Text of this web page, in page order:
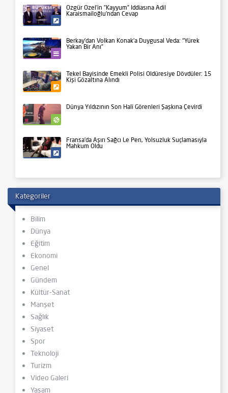
Özgür Özel’in ”Kayyum” İddiasına Adil
Karaismailoğlu’ndan Cevap
Berkay’dan Volkan Konak’a Duygusal Veda: “Yürek
Yakan Bir Anı”
Tekel Bayisinde Emekli Polisi Öldüresiye Dövdüler: 15
Kişi Gözaltına Alındı
Dünya Yıldızının Son Hali Görenleri Şaşkına Çevirdi
Fransa’da Aşırı Sağcı Le Pen, Yolsuzluk Suçlamasıyla
Mahkum Oldu
Kategoriler
Bilim
Dünya
Eğitim
Ekonomi
Genel
Gündem
Kültür-Sanat
Manşet
Sağlık
Siyaset
Spor
Teknoloji
Turizm
Video Galeri
Yaşam